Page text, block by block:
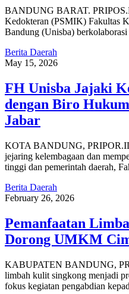
BANDUNG BARAT.
Kedokteran (PSMIK) Fakultas
Bandung (Unisba)
Berita Daerah
May 15, 2026
FH Unisba Jajaki
dengan Biro
Jabar
KOTA BANDUNG,
jejaring kelembagaan dan
tinggi dan pemerintah daerah,
Berita Daerah
February 26, 2026
Pemanfaatan
Dorong UMKM
KABUPATEN BANDUNG,
limbah kulit singkong menjadi
fokus kegiatan pengabdian